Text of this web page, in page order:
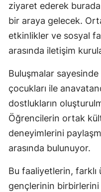
ziyaret ederek
bir araya gelecek.
etkinlikler ve sosyal
arasında iletişim
Buluşmalar
çocukları ile
dostlukların
Öğrencilerin ortak
deneyimlerini
arasında bulunuyor.
Bu faaliyetlerin, farklı
gençlerinin birbirlerini